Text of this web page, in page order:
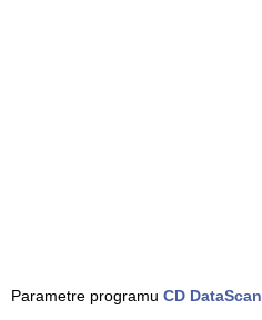
Parametre programu CD DataScan